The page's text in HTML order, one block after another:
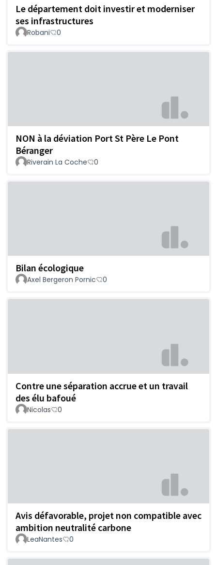
Le département doit investir et moderniser
ses infrastructures
Robani 0
NON à la déviation Port St Père Le Pont
Béranger
Riverain La Coche 0
Bilan écologique
Axel Bergeron Pornic 0
Contre une séparation accrue et un travail
des élu bafoué
Nicolas 0
Avis défavorable, projet non compatible avec
ambition neutralité carbone
LeaNantes 0